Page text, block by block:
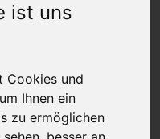
ist uns
Cookies und
Ihnen ein
zu ermöglichen